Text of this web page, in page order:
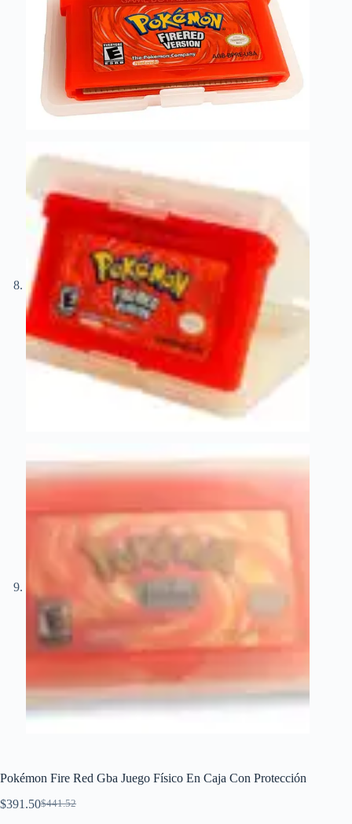
Pokémon Fire Red Gba Juego Físico En Caja Con Protección
$441.52
El
$391.50El